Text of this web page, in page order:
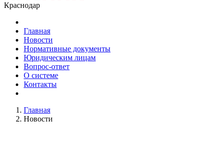
Краснодар
Главная
Новости
Нормативные документы
Юридическим лицам
Вопрос-ответ
О системе
Контакты
Главная
Новости